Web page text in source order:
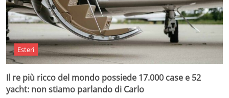
Esteri
Il re più ricco del mondo possiede 17.000 case e 52
yacht: non stiamo parlando di Carlo